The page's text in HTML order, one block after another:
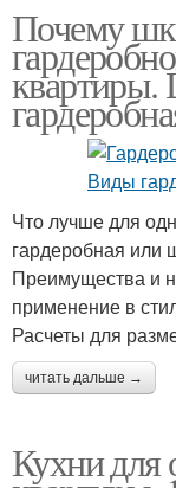
Почему
Что лучше для
гардеробная или
Преимущества и
применение в
Расчеты для
читать дальше →
Кухни для